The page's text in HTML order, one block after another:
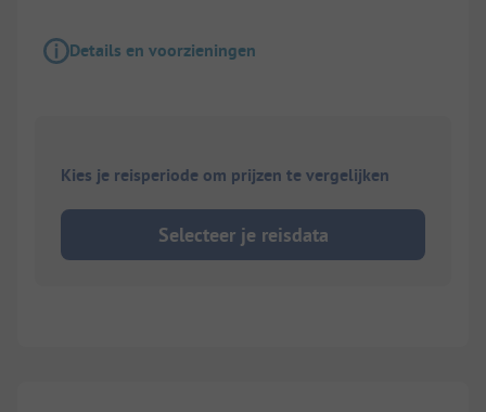
Details en voorzieningen
Kies je reisperiode om prijzen te vergelijken
Selecteer je reisdata